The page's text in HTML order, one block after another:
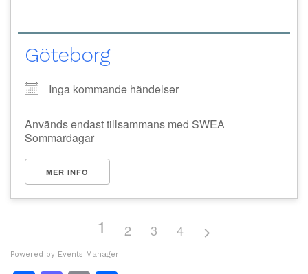
Göteborg
Inga kommande händelser
Används endast tillsammans med SWEA
Sommardagar
MER INFO
1 2 3 4
Powered by Events Manager